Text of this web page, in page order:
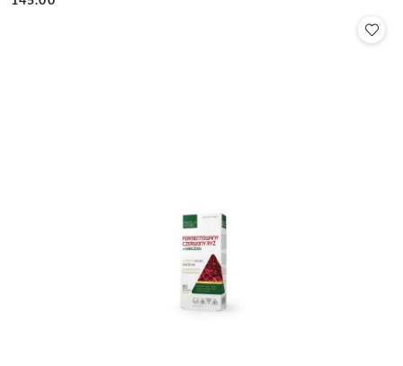
Cena: